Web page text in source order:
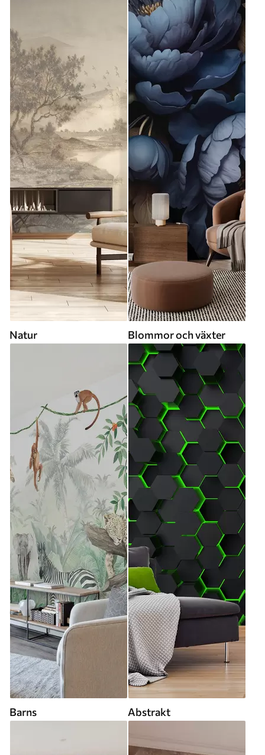
Natur Blommor och växter
Barns Abstrakt